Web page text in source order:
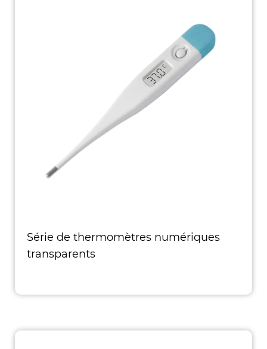
Série de thermomètres numériques
transparents